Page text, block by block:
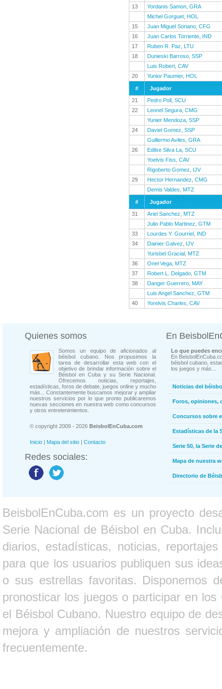
13
Yordanis Samon GRA
Michel Gorguet HOL
15
Juan Miguel Soriano CFG
16
Juan Carlos Torriente IND
17
Ruben R. Paz
LTU
18
Dunieski Barroso SSP
Luis Robert CAV
20
Yunior Paumier, HOL
#
Jugador
21
Pedro Poll SCU
22
Leonel Segura CMG
Yunier Mendoza SSP
24
Daviel Gomez SSP
Guillermo Aviles GRA
26
Edilse Silva La SCU
Yoelvis Fiss CAV
Rigoberto Gomez
IJV
29
Hector Hernandez CMG
Demis Valdes
MTZ
#
Jugador
31
Ariel Sanchez
MTZ
Julio Pablo Martinez GTM
33
Lourdes Y. Gourriel IND
34
Dainier Galvez
IJV
Yurisbel Gracial MTZ
36
Onel Vega MTZ
37
Robert L. Delgado GTM
38
Danger Guerrero MAY
Luis Angel Sanchez GTM
40
Yorelvis Charles CAV
Quienes somos
Somos un equipo de aficionados al
béisbol cubano. Nos propusimos la
tarea de desarrollar esta web con el
objetivo de brindar información sobre el
Béisbol en Cuba y su Serie Nacional.
Ofrecemos noticias, reportajes,
estadísticas, foros de debate, juegos online y mucho
más... Constantemente buscamos mejorar y ampliar
nuestros servicios por lo que pronto publicaremos
nuevas secciones en nuestra web como concursos
y otros entretenimientos.
© copyright 2009 - 2026 BeisbolEnCuba.com
Inicio | Mapa del sitio | Contacto
Redes sociales:
En
Lo que puedes
En
béisbol cubano,
los juegos y más...
Noticias del
Foros, opiniones,
Concursos sobre
Estadísticas de la
Serie 50, la Serie
Mapa de nuestra
Directorio de
BeisbolEnCuba.com es un proyecto
Serie Nacional de Béisbol en Cuba.
diarios, estadísticas, noticias,
para que los usuarios publiquen sus
o sus estrellas favoritas. Disponemos
pronosticar los juegos o participar en
el Béisbol Cubano. Nuestro equipo de
mejora y ampliación de nuestros
frecuentemente.